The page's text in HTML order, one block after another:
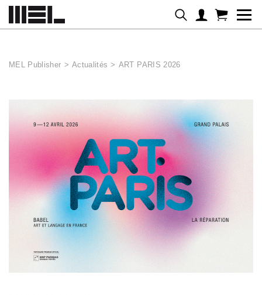
MEL Publisher > Actualités > ART PARIS 2026
Panneau de gestion des cookies